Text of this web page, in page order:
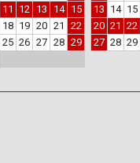
11 12 13 14
15
18 19 20 21
22
25 26 27 28 29
13 14 15
20 21 22
27 28 29